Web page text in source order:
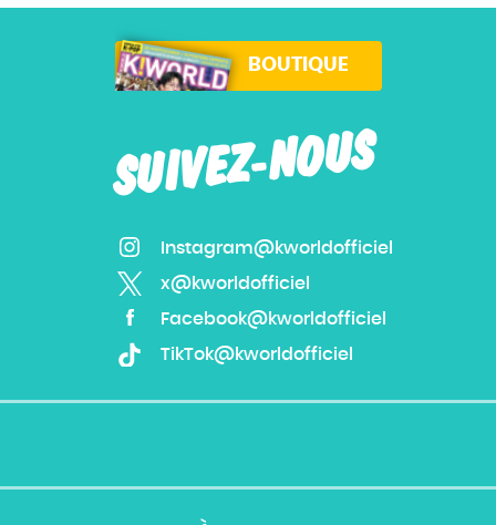
SUIVEZ-NOUS
Instagram@kworldofficiel
x@kworldofficiel
Facebook@kworldofficiel
TikTok@kworldofficiel
BOUTIQUE